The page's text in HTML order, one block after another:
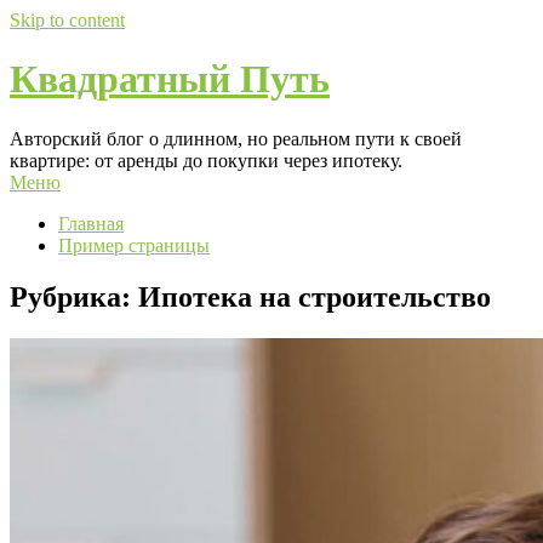
Skip to content
Квадратный Путь
Авторский блог о длинном, но реальном пути к своей
квартире: от аренды до покупки через ипотеку.
Меню
Главная
Пример страницы
Рубрика: Ипотека на строительство